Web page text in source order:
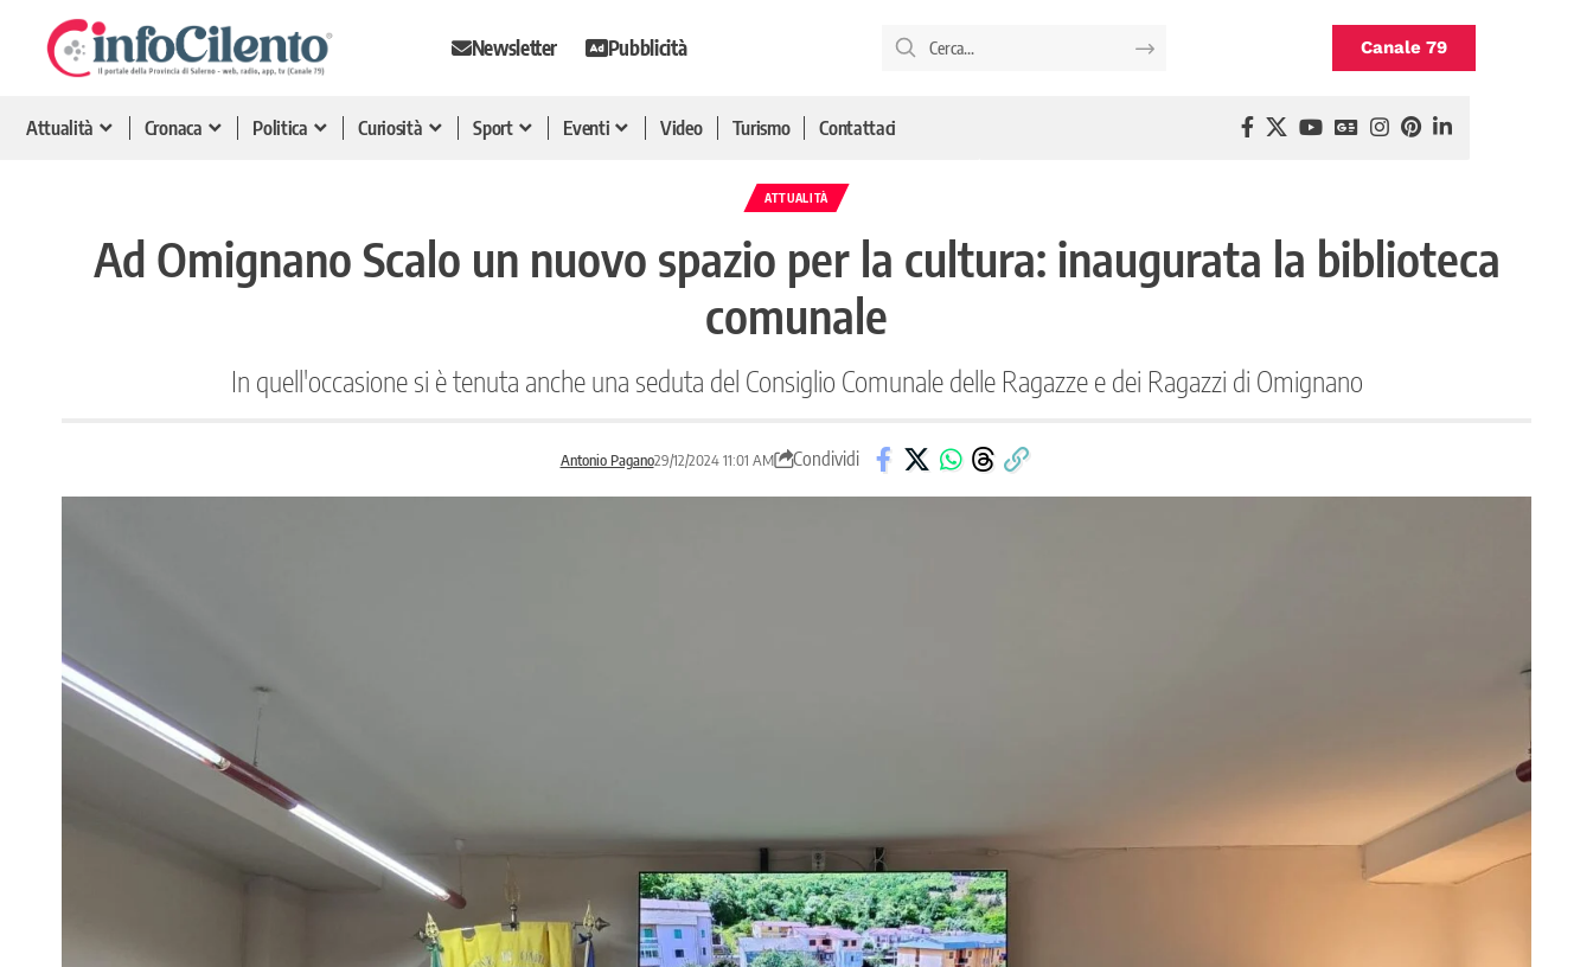
Newsletter Pubblicità Canale 79
Attualità Cronaca Politica Curiosità Sport Eventi Video Turismo Contattaci
ATTUALITÀ
Ad Omignano Scalo un nuovo spazio per la cultura: inaugurata la biblioteca
comunale
In quell'occasione si è tenuta anche una seduta del Consiglio Comunale delle Ragazze e dei Ragazzi di Omignano
Antonio Pagano29/12/2024 11:01 AM Condividi